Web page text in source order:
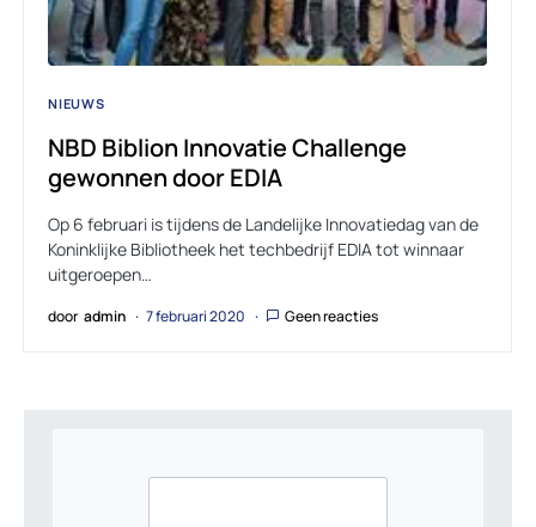
NIEUWS
NBD Biblion Innovatie Challenge
gewonnen door EDIA
Op 6 februari is tijdens de Landelijke Innovatiedag van de
Koninklijke Bibliotheek het techbedrijf EDIA tot winnaar
uitgeroepen…
door admin 7 februari 2020 Geen reacties